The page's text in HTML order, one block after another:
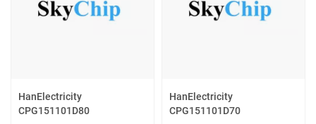
HanElectricity
CPG151101D80
HanElectricity
CPG151101D70